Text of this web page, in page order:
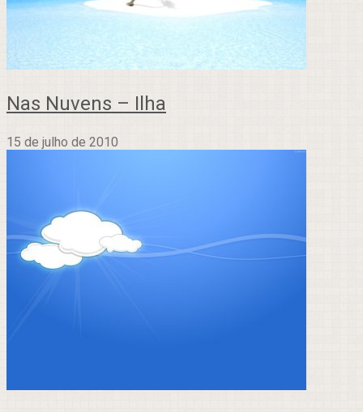
Nas Nuvens – Ilha
15 de julho de 2010